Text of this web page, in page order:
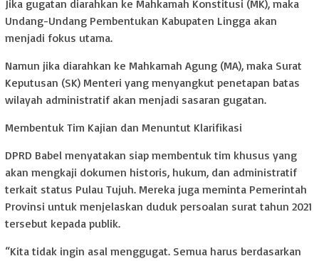
Jika gugatan diarahkan ke Mahkamah Konstitusi (MK), maka
Undang-Undang Pembentukan Kabupaten Lingga akan
menjadi fokus utama.
Namun jika diarahkan ke Mahkamah Agung (MA), maka Surat
Keputusan (SK) Menteri yang menyangkut penetapan batas
wilayah administratif akan menjadi sasaran gugatan.
Membentuk Tim Kajian dan Menuntut Klarifikasi
DPRD Babel menyatakan siap membentuk tim khusus yang
akan mengkaji dokumen historis, hukum, dan administratif
terkait status Pulau Tujuh. Mereka juga meminta Pemerintah
Provinsi untuk menjelaskan duduk persoalan surat tahun 2021
tersebut kepada publik.
“Kita tidak ingin asal menggugat. Semua harus berdasarkan